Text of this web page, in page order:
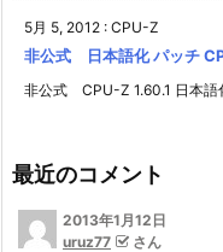
5月 5, 2012 : CPU-Z
非公式 日本語化 パッチ
非公式 CPU-Z 1.60.1 日本語
最近のコメント
2013年1月12日
uruz77
さん